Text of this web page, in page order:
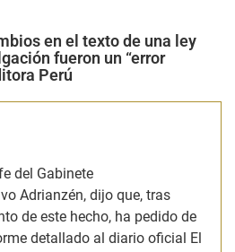
en el texto de una ley
fueron un “error
Perú
del Gabinete
Adrianzén, dijo que, tras
de este hecho, ha pedido de
detallado al diario oficial El